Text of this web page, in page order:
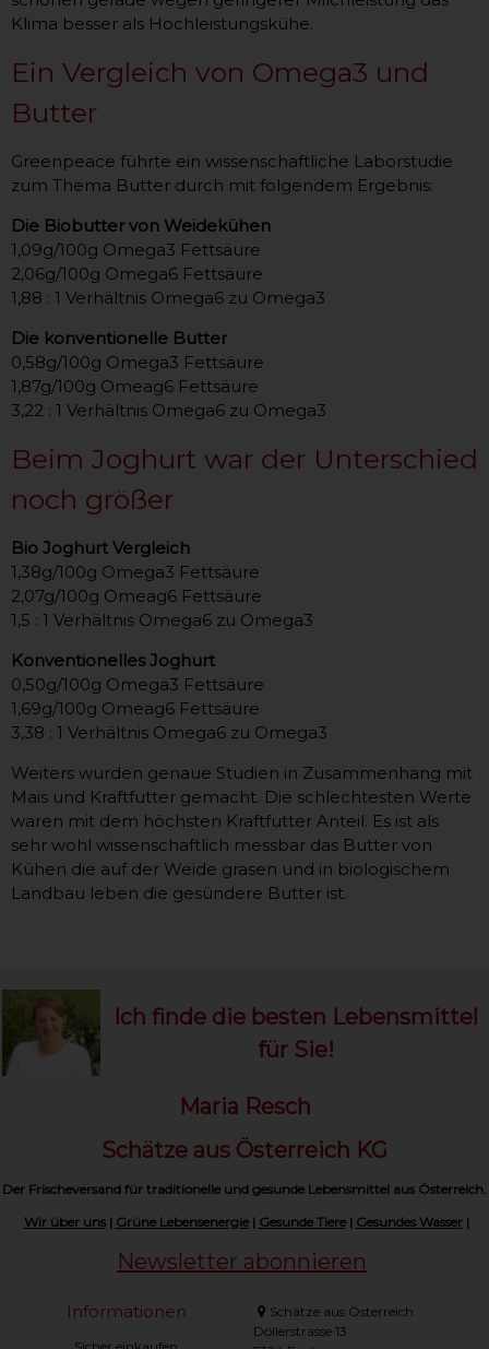
Klima besser als Hochleistungskühe.
Ein Vergleich von Omega3 und
Butter
Greenpeace führte ein wissenschaftliche Laborstudie
zum Thema Butter durch mit folgendem Ergebnis:
Die Biobutter von Weidekühen
1,09g/100g Omega3 Fettsäure
2,06g/100g Omega6 Fettsäure
1,88 : 1 Verhältnis Omega6 zu Omega3
Die konventionelle Butter
0,58g/100g Omega3 Fettsäure
1,87g/100g Omeag6 Fettsäure
3,22 : 1 Verhältnis Omega6 zu Omega3
Beim Joghurt war der Unterschied
noch größer
Bio Joghurt Vergleich
1,38g/100g Omega3 Fettsäure
2,07g/100g Omeag6 Fettsäure
1,5 : 1 Verhältnis Omega6 zu Omega3
Konventionelles Joghurt
0,50g/100g Omega3 Fettsäure
1,69g/100g Omeag6 Fettsäure
3,38 : 1 Verhältnis Omega6 zu Omega3
Weiters wurden genaue Studien in Zusammenhang mit
Mais und Kraftfutter gemacht. Die schlechtesten Werte
waren mit dem höchsten Kraftfutter Anteil. Es ist als
sehr wohl wissenschaftlich messbar das Butter von
Kühen die auf der Weide grasen und in biologischem
Landbau leben die gesündere Butter ist.
Ich finde die besten Lebensmittel
für Sie!
Maria Resch
Schätze aus Österreich KG
Der Frischeversand für traditionelle und gesunde Lebensmittel aus Österreich.
Wir über uns| Grüne Lebensenergie| Gesunde Tiere| Gesundes Wasser|
Newsletter abonnieren
Informationen
Schätze aus Österreich
Döllerstrasse 13